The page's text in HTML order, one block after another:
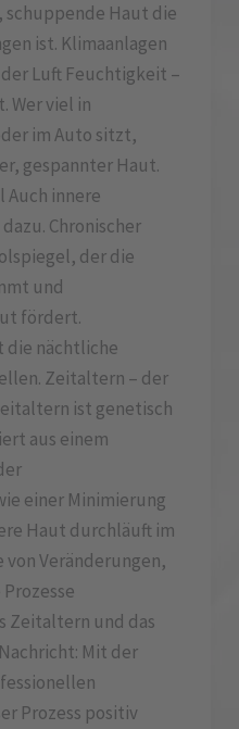
schuppende Haut die
ist. Klimaanlagen
Luft Feuchtigkeit –
Wer viel in
im Auto sitzt,
gespannter Haut.
Auch innere
Chronischer
der die
und
fördert.
die nächtliche
Zeitaltern – der
ist genetisch
aus einem
einer Minimierung
Haut durchläuft im
von Veränderungen,
Zeitaltern und das
Mit der
Prozess positiv